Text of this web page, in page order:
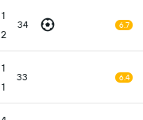
1
2
34 6.7
1
1
33 6.4